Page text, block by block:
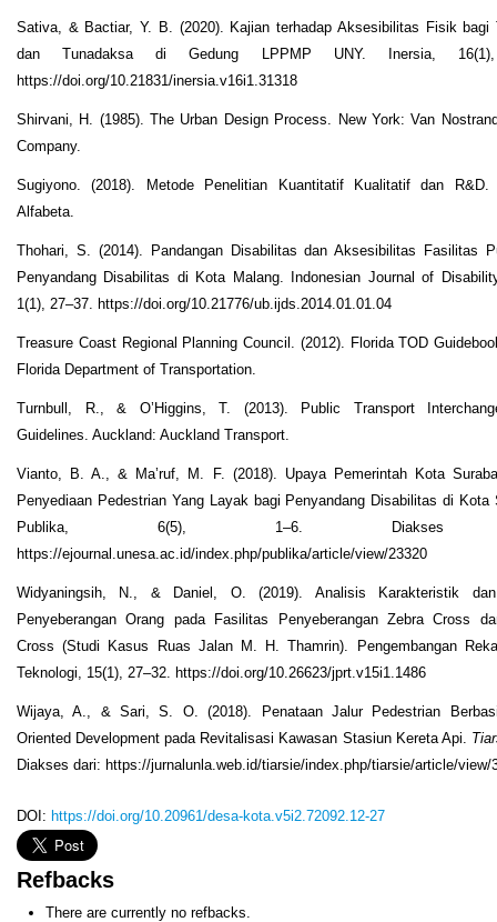
Sativa, & Bactiar, Y. B. (2020). Kajian terhadap Aksesibilitas Fisik bagi
dan Tunadaksa di Gedung LPPMP UNY. Inersia,
https://doi.org/10.21831/inersia.v16i1.31318
Shirvani, H. (1985). The Urban Design Process. New York: Van
Company.
Sugiyono. (2018). Metode Penelitian Kuantitatif Kualitatif dan R&D.
Alfabeta.
Thohari, S. (2014). Pandangan Disabilitas dan Aksesibilitas Fasilitas
Penyandang Disabilitas di Kota Malang. Indonesian Journal of
1(1), 27–37. https://doi.org/10.21776/ub.ijds.2014.01.01.04
Treasure Coast Regional Planning Council. (2012). Florida TOD
Florida Department of Transportation.
Turnbull, R., & O’Higgins, T. (2013). Public Transport
Guidelines. Auckland: Auckland Transport.
Vianto, B. A., & Ma’ruf, M. F. (2018). Upaya Pemerintah Kota
Penyediaan Pedestrian Yang Layak bagi Penyandang Disabilitas di Kota
Publika, 6(5), 1–6. Diakses
https://ejournal.unesa.ac.id/index.php/publika/article/view/23320
Widyaningsih, N., & Daniel, O. (2019). Analisis Karakteristik
Penyeberangan Orang pada Fasilitas Penyeberangan Zebra Cross
Cross (Studi Kasus Ruas Jalan M. H. Thamrin). Pengembangan
Teknologi, 15(1), 27–32. https://doi.org/10.26623/jprt.v15i1.1486
Wijaya, A., & Sari, S. O. (2018). Penataan Jalur Pedestrian
Oriented Development pada Revitalisasi Kawasan Stasiun Kereta Api.
Diakses dari: https://jurnalunla.web.id/tiarsie/index.php/tiarsie/article/view/
DOI: https://doi.org/10.20961/desa-kota.v5i2.72092.12-27
Refbacks
There are currently no refbacks.